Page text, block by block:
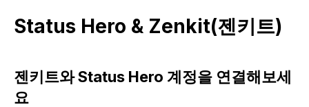
Status Hero & Zenkit(젠키트)
젠키트와 Status Hero 계정을 연결해보세
요